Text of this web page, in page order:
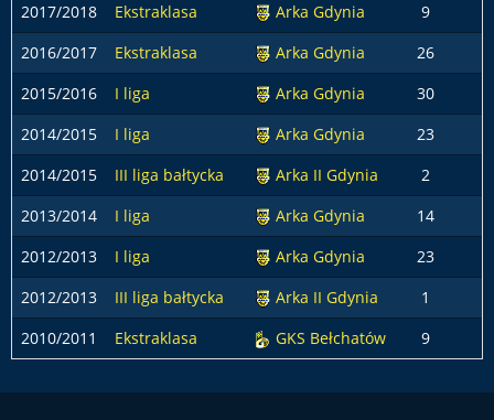
2017/2018
Ekstraklasa Arka Gdynia 9
2016/2017
Ekstraklasa Arka Gdynia 26
2015/2016
I liga Arka Gdynia 30
2014/2015
I liga Arka Gdynia 23
2014/2015
III liga bałtycka Arka II Gdynia
2
2013/2014
I liga Arka Gdynia 14
2012/2013
I liga Arka Gdynia 23
2012/2013
III liga bałtycka Arka II Gdynia
1
2010/2011
Ekstraklasa GKS Bełchatów 9